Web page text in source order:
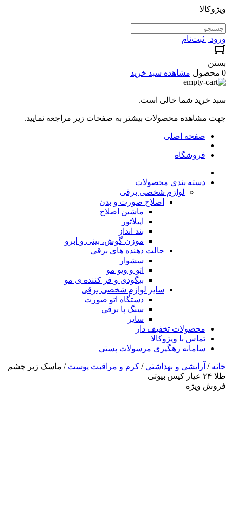
ویژوکالا
ورود | ثبت‌نام
بستن
0 محصول
مشاهده سبد خرید
سبد خرید شما خالی است.
جهت مشاهده محصولات بیشتر به صفحات زیر مراجعه نمایید.
صفحه اصلی
فروشگاه
دسته بندی محصولات
لوازم شخصی برقی
اصلاح صورت و بدن
ماشین اصلاح
اپیلاتور
بند انداز
موزن گوش، بینی و ابرو
حالت دهنده های برقی
سشوار
اتو و ویو مو
بیگودی و فر کننده ی مو
سایر لوازم شخصی برقی
دستگاه اتو صورت
سنگ پا برقی
سایر
محصولات تخفیف دار
تماس با ویژوکالا
سامانه رهگیری مرسولات پستی
خانه / آرایشی و بهداشتی / کرم و مراقبت پوست / ماسک زیر چشم
طلا ۲۴ عیار کیس بیوتی
فروش ویژه